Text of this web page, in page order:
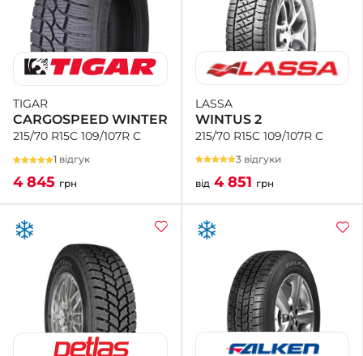
TIGAR
CARGOSPEED WINTER
215/70 R15C 109/107R C
1 відгук
4 845 грн
LASSA
WINTUS 2
215/70 R15C 109/107R C
3 відгуки
від 4 851 грн